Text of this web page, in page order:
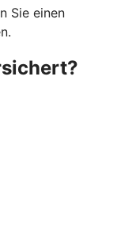
Sie einen